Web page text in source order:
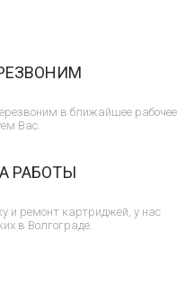
в ближайшее рабочее
Вас.
РАБОТЫ
и ремонт картриджей, у нас
в Волгограде.